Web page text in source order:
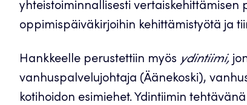
yhteistoiminnallisesti vertaiskehittämisen
oppimispäiväkirjoihin kehittämistyötä ja
Hankkeelle perustettiin myös ydintiimi,
vanhuspalvelujohtaja (Äänekoski),
kotihoidon esimiehet. Ydintiimin